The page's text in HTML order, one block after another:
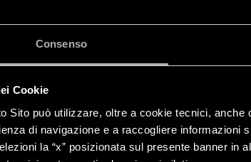
Consenso
Cookie
Sito può utilizzare, oltre a cookie tecnici,
di navigazione e a raccogliere informazioni
la “x” posizionata sul presente banner in
clienti